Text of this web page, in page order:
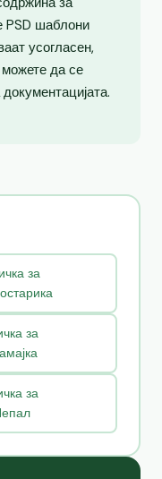
PSD шаблони
усогласен,
да се
за
за
за